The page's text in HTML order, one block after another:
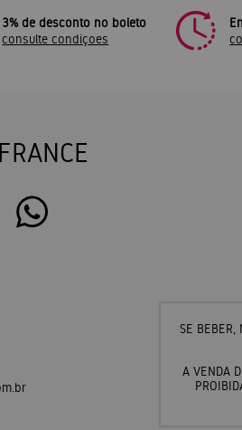
3% de desconto no boleto
consulte condiçoes
SE BEBER,
A VENDA